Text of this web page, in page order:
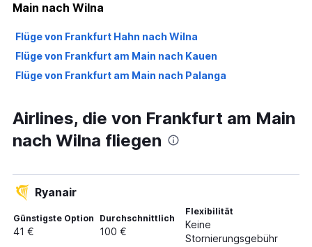
Main nach Wilna
Flüge von Frankfurt Hahn nach Wilna
Flüge von Frankfurt am Main nach Kauen
Flüge von Frankfurt am Main nach Palanga
Airlines, die von Frankfurt am Main
nach Wilna fliegen
Ryanair
Günstigste Option
41 €
Durchschnittlich
100 €
Flexibilität
Keine
Stornierungsgebühr